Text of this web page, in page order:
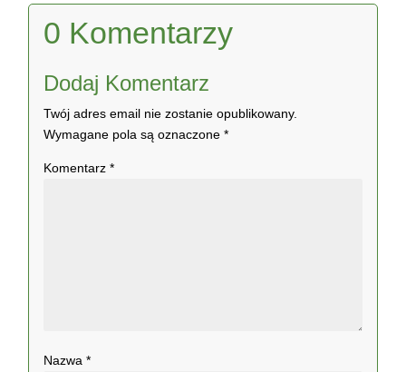
0 Komentarzy
Dodaj Komentarz
Twój adres email nie zostanie opublikowany.
Wymagane pola są oznaczone*
Komentarz*
Nazwa*